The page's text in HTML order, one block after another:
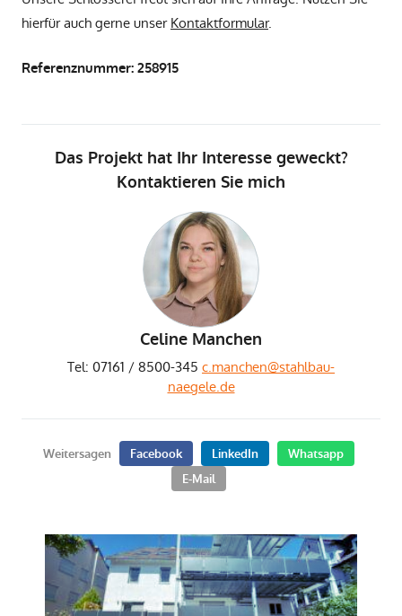
hierfür auch gerne unserKontaktformular.
Referenznummer: 258915
Das Projekt hat Ihr Interesse geweckt?
Kontaktieren Sie mich
Celine Manchen
Tel: 07161 / 8500-345 c.manchen@stahlbau-
naegele.de
Weitersagen Facebook LinkedIn
Whatsapp
E-Mail